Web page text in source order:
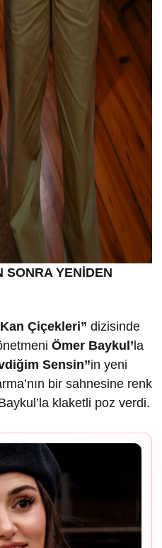
SONRA YENİDEN
Çiçekleri” dizisinde
Ömer Baykul’la
Sensin”in yeni
bir sahnesine renk
klaketli poz verdi.